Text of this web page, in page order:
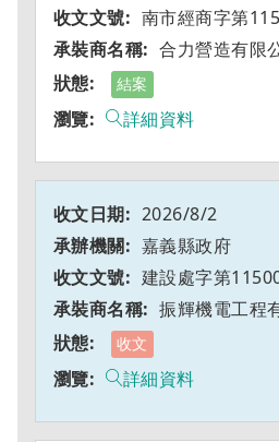
南市經商字第
合力營造有限
結案
詳細資料
2026/8/2
嘉義縣政府
建設處字第
振輝機電工程
收文
詳細資料